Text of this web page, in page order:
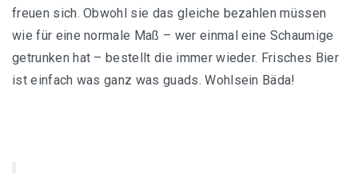
freuen sich. Obwohl sie das gleiche bezahlen müssen
wie für eine normale Maß – wer einmal eine Schaumige
getrunken hat – bestellt die immer wieder. Frisches Bier
ist einfach was ganz was guads. Wohlsein Bäda!